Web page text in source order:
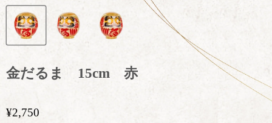
金だるま 15cm 赤
¥2,750